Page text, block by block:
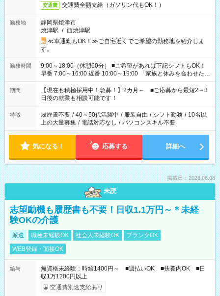
交通費 交通費全額支給（ガソリン代もOK！）
勤務地
静岡県焼津市
焼津駅 / 西焼津駅
≪車通勤もOK！≫ご自宅近くでご希望の勤務地を紹介しま
す。
勤務時間
9:00～18:00（休憩60分） ■ご希望があれば下記シフトもOK！
早番 7:00～16:00 遅番 10:00～19:00 「家族と休みを合わせた
い」 「余裕を持って夕飯の準備がしたい」 「できれば残業はし
たくない」 など、ご希望を教えてくださいね。 ※Wワーク希望
の方へ 今ご覧のお仕事で希望する勤務時間と、もう1つのお仕事
の勤務時間。 合計で週40時間を超える場合は応募できません。
期間
【現在も積極採用中！急募！】2カ月～ ■ご応募から最短2～3
日後の就業も相談可能です！
特徴 履歴書不要 / 40～50代活躍中 / 服装自由 / シフト勤務 / 10名以
上の大量募集 / 電話対応なし / パソコンスキル不要
気になる！ 応募する 詳細へ
掲載日：2026.08.08
未読
志望動機も履歴書も不要！日収1.1万円～＊未経
験OKの介護
派遣 職種未経験OK 社会人未経験OK
ブランクOK
WEB登録・面接OK
給与
無資格未経験：時給1400円～ ■週払いOK ■扶養内OK ■日
収1万1200円以上
交通費別途支給あり